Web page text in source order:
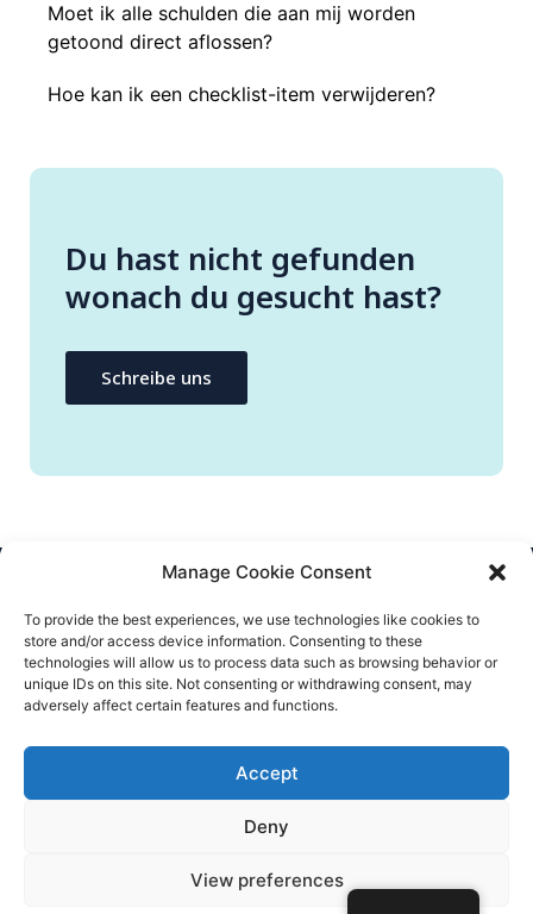
Manage Cookie Consent
To provide the best experiences, we use technologies like cookies to
store and/or access device information. Consenting to these
technologies will allow us to process data such as browsing behavior or
unique IDs on this site. Not consenting or withdrawing consent, may
adversely affect certain features and functions.
Accept
Deny
View preferences
Moet ik alle schulden die aan mij worden
getoond direct aflossen?
Hoe kan ik een checklist-item verwijderen?
Du hast nicht gefunden
wonach du gesucht hast?
Schreibe uns
info@flatify-app.com
© Flatify 2020 – All rights reserved
Algemene voorwaarden Privacybeleid